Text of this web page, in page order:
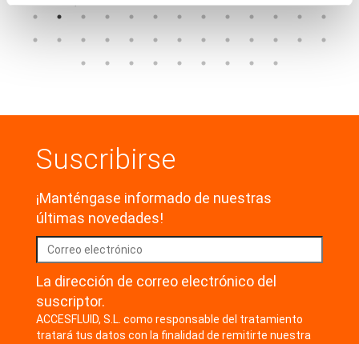
Suscribirse
¡Manténgase informado de nuestras
últimas novedades!
La dirección de correo electrónico del
suscriptor.
ACCESFLUID, S.L. como responsable del tratamiento
tratará tus datos con la finalidad de remitirte nuestra